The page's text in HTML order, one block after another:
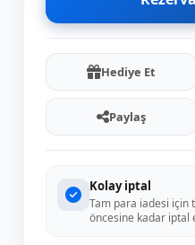
Hediye Et
Paylaş
Kolay iptal
Tam para iadesi için
öncesine kadar iptal